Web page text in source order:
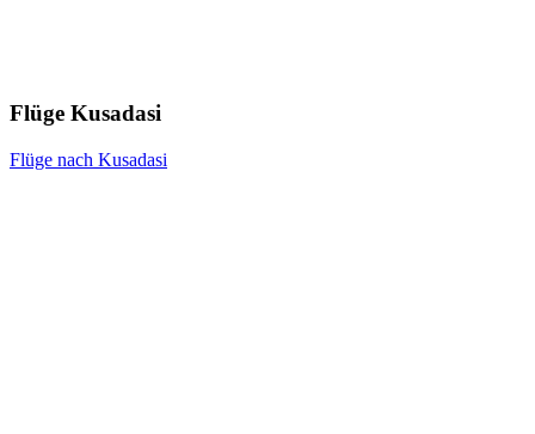
Flüge Kusadasi
Flüge nach Kusadasi